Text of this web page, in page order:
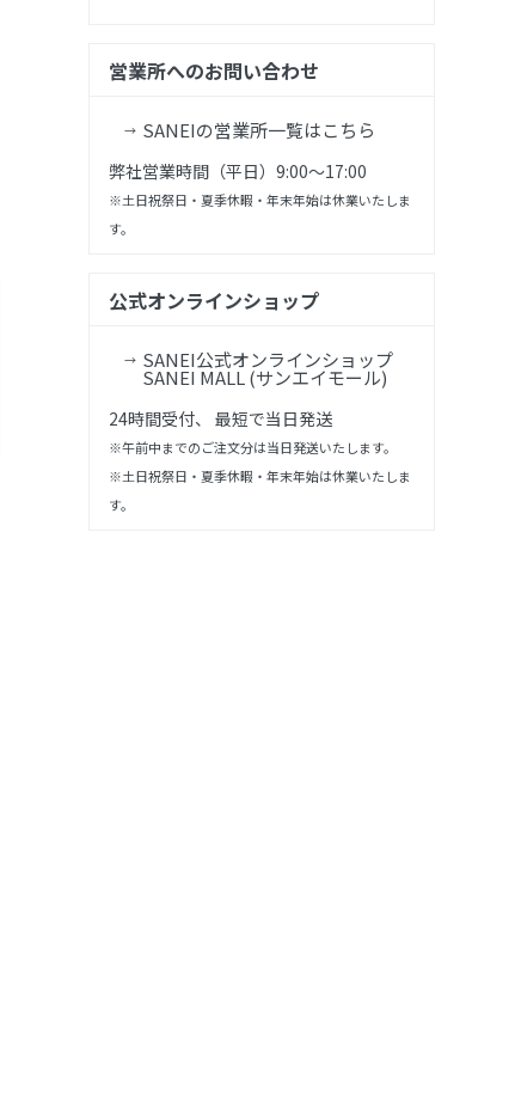
営業所へのお問い合わせ
SANEIの営業所一覧はこちら
弊社営業時間（平日）9:00～17:00
※土日祝祭日・夏季休暇・年末年始は休業いたしま
す。
公式オンラインショップ
SANEI公式オンラインショップ
SANEI MALL (サンエイモール)
24時間受付、 最短で当日発送
※午前中までのご注文分は当日発送いたします。
※土日祝祭日・夏季休暇・年末年始は休業いたしま
す。